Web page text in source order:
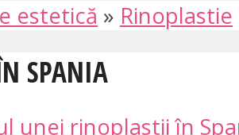
estetică » Rinoplastie
SPANIA
unei rinoplastii în